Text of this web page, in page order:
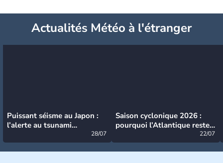
Actualités Météo à l'étranger
Puissant séisme au Japon :
l’alerte au tsunami
28/07
Saison cyclonique 2026 :
pourquoi l’Atlantique reste
22/07